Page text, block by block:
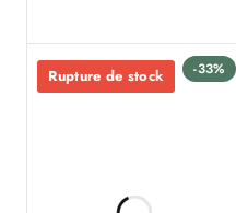
-33%
Rupture de stock